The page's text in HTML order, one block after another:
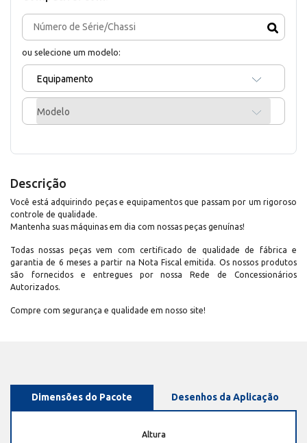
ou selecione um modelo:
Equipamento
Modelo
Descrição
Você está adquirindo peças e equipamentos que passam por um rigoroso
controle de qualidade.
Mantenha suas máquinas em dia com nossas peças genuínas!
Todas nossas peças vem com certificado de qualidade de fábrica e
garantia de 6 meses a partir na Nota Fiscal emitida. Os nossos produtos
são fornecidos e entregues por nossa Rede de Concessionários
Autorizados.
Compre com segurança e qualidade em nosso site!
Dimensões do Pacote Desenhos da Aplicação
Altura